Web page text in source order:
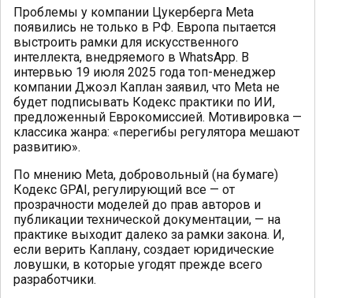
Проблемы у компании Цукерберга Meta
появились не только в РФ. Европа пытается
выстроить рамки для искусственного
интеллекта, внедряемого в WhatsApp. В
интервью 19 июля 2025 года топ-менеджер
компании Джоэл Каплан заявил, что Meta не
будет подписывать Кодекс практики по ИИ,
предложенный Еврокомиссией. Мотивировка —
классика жанра: «перегибы регулятора мешают
развитию».
По мнению Meta, добровольный (на бумаге)
Кодекс GPAI, регулирующий все — от
прозрачности моделей до прав авторов и
публикации технической документации, — на
практике выходит далеко за рамки закона. И,
если верить Каплану, создает юридические
ловушки, в которые угодят прежде всего
разработчики.